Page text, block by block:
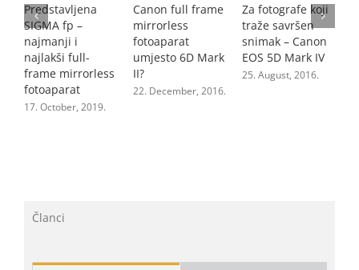
Predstavljena
SIGMA fp –
najmanji i
najlakši full-
frame mirrorless
fotoaparat
17. October, 2019.
Canon full frame
mirrorless
fotoaparat
umjesto 6D Mark
II?
22. December, 2016.
Za fotografe koji
traže savršen
snimak – Canon
EOS 5D Mark IV
25. August, 2016.
Članci